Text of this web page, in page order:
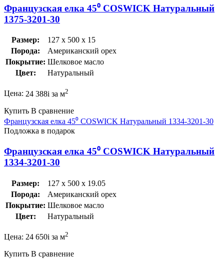
Французская елка 45⁰ COSWICK Натуральный
1375-3201-30
Размер:
127 x 500 x 15
Порода:
Американский орех
Покрытие: Шелковое масло
Цвет:
Натуральный
Цена: 24 388i за м2
Купить В сравнение
Французская елка 45⁰ COSWICK Натуральный 1334-3201-30
Подложка в подарок
Французская елка 45⁰ COSWICK Натуральный
1334-3201-30
Размер:
127 x 500 x 19.05
Порода:
Американский орех
Покрытие: Шелковое масло
Цвет:
Натуральный
Цена: 24 650i за м2
Купить В сравнение